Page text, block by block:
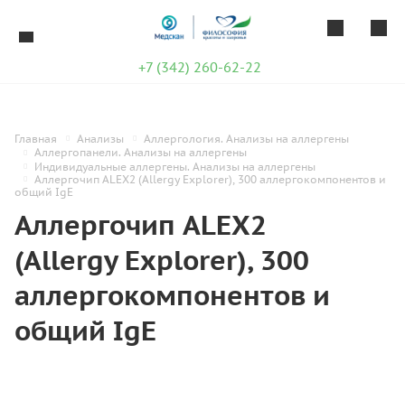
+7 (342) 260-62-22
Главная Анализы
Аллергология. Анализы на аллергены
Аллергопанели. Анализы на аллергены
Индивидуальные аллергены. Анализы на аллергены
Аллергочип ALEX2 (Allergy Explorer), 300 аллергокомпонентов и
общий IgE
Аллергочип ALEX2
(Allergy Explorer), 300
аллергокомпонентов и
общий IgE